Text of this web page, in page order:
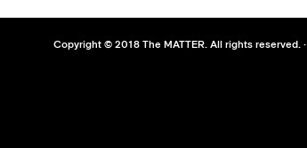
Copyright © 2018 The MATTER. All rights reserved. ·